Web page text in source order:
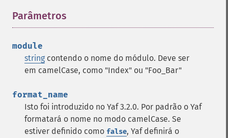
Parâmetros
module
string contendo o nome do módulo. Deve ser
em camelCase, como "Index" ou "Foo_Bar"
format_name
Isto foi introduzido no Yaf 3.2.0. Por padrão o Yaf
formatará o nome no modo camelCase. Se
estiver definido como false, Yaf definirá o